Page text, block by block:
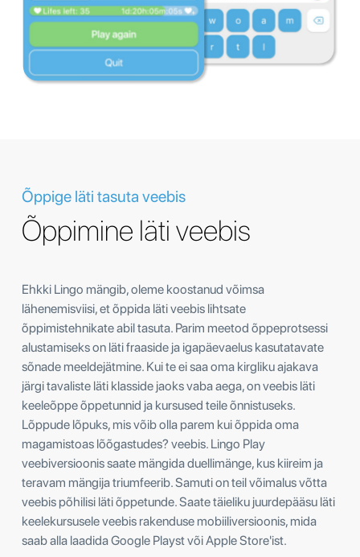
Õppige läti tasuta veebis
Õppimine läti veebis
Ehkki Lingo mängib, oleme koostanud võimsa
lähenemisviisi, et õppida läti veebis lihtsate
õppimistehnikate abil tasuta. Parim meetod õppeprotsessi
alustamiseks on läti fraaside ja igapäevaelus kasutatavate
sõnade meeldejätmine. Kui te ei saa oma kirgliku ajakava
järgi tavaliste läti klasside jaoks vaba aega, on veebis läti
keeleõppe õppetunnid ja kursused teile õnnistuseks.
Lõppude lõpuks, mis võib olla parem kui õppida oma
magamistoas lõõgastudes? veebis. Lingo Play
veebiversioonis saate mängida duellimänge, kus kiireim ja
teravam mängija triumfeerib. Samuti on teil võimalus võtta
veebis põhilisi läti õppetunde. Saate täieliku juurdepääsu läti
keelekursusele veebis rakenduse mobiiliversioonis, mida
saab alla laadida Google Playst või Apple Store'ist.